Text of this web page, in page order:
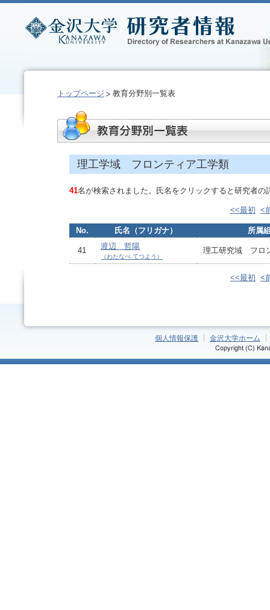
トップページ 教育分野別一覧表
理工学域 フロンティア工学類
41名が検索されました。氏名をクリックすると研究者の
<<最初 <
No. 氏名（フリガナ） 所属
41 渡辺 哲陽
（わたなべ てつよう）
理工研究域 フロ
<<最初 <
個人情報保護 金沢大学ホーム